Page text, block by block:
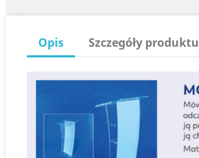
Opis Szczegóły produktu